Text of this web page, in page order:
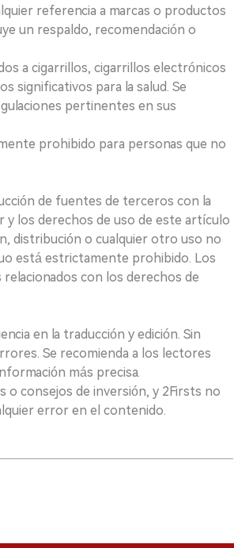
referencia a marcas o productos
un respaldo, recomendación o
a cigarrillos, cigarrillos electrónicos
significativos para la salud. Se
pertinentes en sus
prohibido para personas que no
de fuentes de terceros con la
y los derechos de uso de este artículo
distribución o cualquier otro uso no
está estrictamente prohibido. Los
con los derechos de
en la traducción y edición. Sin
Se recomienda a los lectores
más precisa.
o consejos de inversión, y 2Firsts no
error en el contenido.